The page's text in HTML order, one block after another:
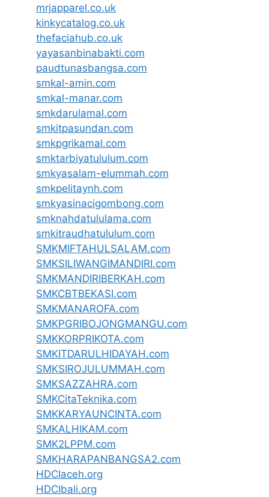
mrjapparel.co.uk
kinkycatalog.co.uk
thefaciahub.co.uk
yayasanbinabakti.com
paudtunasbangsa.com
smkal-amin.com
smkal-manar.com
smkdarulamal.com
smkitpasundan.com
smkpgrikamal.com
smktarbiyatululum.com
smkyasalam-elummah.com
smkpelitaynh.com
smkyasinacigombong.com
smknahdatululama.com
smkitraudhatululum.com
SMKMIFTAHULSALAM.com
SMKSILIWANGIMANDIRI.com
SMKMANDIRIBERKAH.com
SMKCBTBEKASI.com
SMKMANAROFA.com
SMKPGRIBOJONGMANGU.com
SMKKORPRIKOTA.com
SMKITDARULHIDAYAH.com
SMKSIROJULUMMAH.com
SMKSAZZAHRA.com
SMKCitaTeknika.com
SMKKARYAUNCINTA.com
SMKALHIKAM.com
SMK2LPPM.com
SMKHARAPANBANGSA2.com
HDCIaceh.org
HDCIbali.org